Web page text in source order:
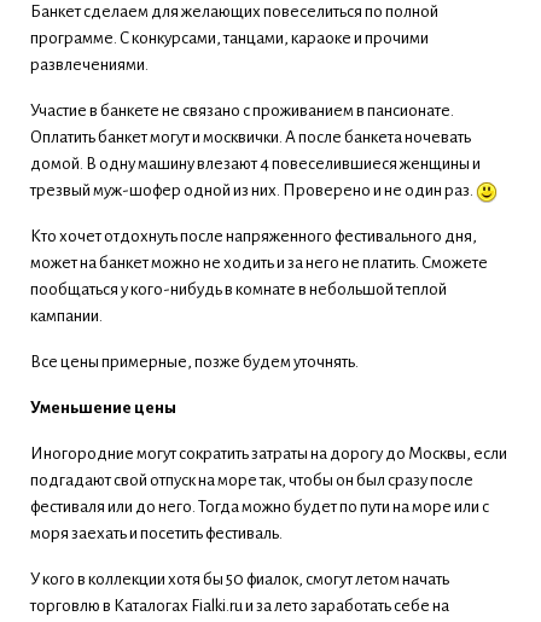
Банкет сделаем для желающих повеселиться по полной
программе. С конкурсами, танцами, караоке и прочими
развлечениями.
Участие в банкете не связано с проживанием в пансионате.
Оплатить банкет могут и москвички. А после банкета ночевать
домой. В одну машину влезают 4 повеселившиеся женщины и
трезвый муж-шофер одной из них. Проверено и не один раз.
Кто хочет отдохнуть после напряженного фестивального дня,
может на банкет можно не ходить и за него не платить. Сможете
пообщаться у кого-нибудь в комнате в небольшой теплой
кампании.
Все цены примерные, позже будем уточнять.
Уменьшение цены
Иногородние могут сократить затраты на дорогу до Москвы, если
подгадают свой отпуск на море так, чтобы он был сразу после
фестиваля или до него. Тогда можно будет по пути на море или с
моря заехать и посетить фестиваль.
У кого в коллекции хотя бы 50 фиалок, смогут летом начать
торговлю в Каталогах Fialki.ru и за лето заработать себе на